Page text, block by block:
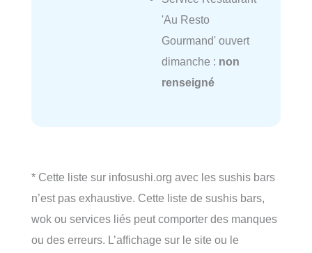
'Au Resto
Gourmand' ouvert
dimanche : non
renseigné
* Cette liste sur infosushi.org avec les sushis bars
n’est pas exhaustive. Cette liste de sushis bars,
wok ou services liés peut comporter des manques
ou des erreurs. L’affichage sur le site ou le